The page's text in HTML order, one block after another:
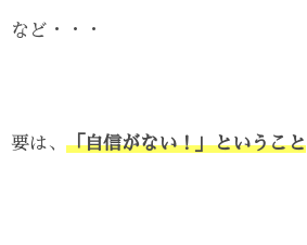
など・・・
要は、 「自信がない！」ということ